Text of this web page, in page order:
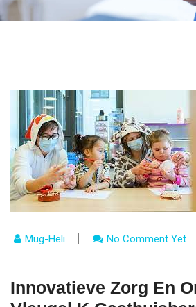
Mug-Heli No Comment Yet
Innovatieve Zorg En